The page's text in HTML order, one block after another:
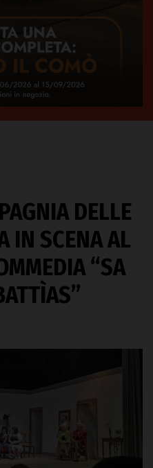
DELLE
IN SCENA AL
“SA